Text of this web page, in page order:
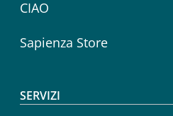
CIAO
Sapienza Store
SERVIZI